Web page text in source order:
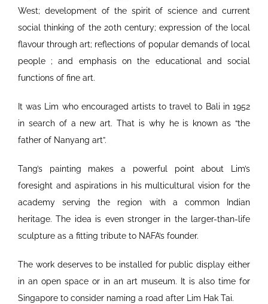
West; development of the spirit of science and current
social thinking of the 20th century; expression of the local
flavour through art; reflections of popular demands of local
people ; and emphasis on the educational and social
functions of fine art.
It was Lim who encouraged artists to travel to Bali in 1952
in search of a new art. That is why he is known as “the
father of Nanyang art”.
Tang’s painting makes a powerful point about Lim’s
foresight and aspirations in his multicultural vision for the
academy serving the region with a common Indian
heritage. The idea is even stronger in the larger-than-life
sculpture as a fitting tribute to NAFA’s founder.
The work deserves to be installed for public display either
in an open space or in an art museum. It is also time for
Singapore to consider naming a road after Lim Hak Tai.